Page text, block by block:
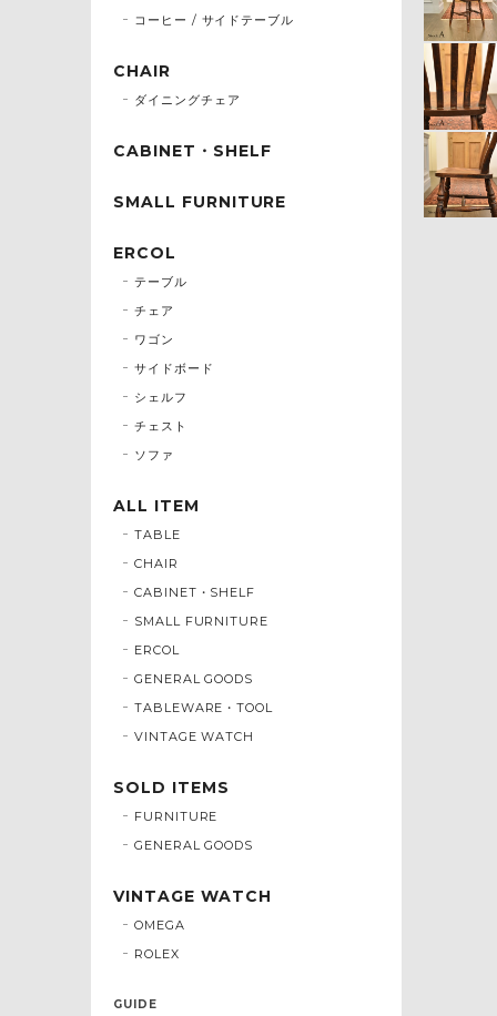
コーヒー / サイドテーブル
CHAIR
ダイニングチェア
CABINET・SHELF
SMALL FURNITURE
ERCOL
テーブル
チェア
ワゴン
サイドボード
シェルフ
チェスト
ソファ
ALL ITEM
TABLE
CHAIR
CABINET・SHELF
SMALL FURNITURE
ERCOL
GENERAL GOODS
TABLEWARE・TOOL
VINTAGE WATCH
SOLD ITEMS
FURNITURE
GENERAL GOODS
VINTAGE WATCH
OMEGA
ROLEX
GUIDE